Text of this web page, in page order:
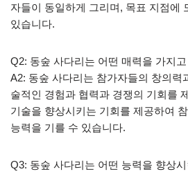
자들이 동일하게 그리며, 목표 지점에
있습니다.
Q2: 동숲 사다리는 어떤 매력을 가지
A2: 동숲 사다리는 참가자들의 창의력
술적인 경험과 협력과 경쟁의 기회를
기술을 향상시키는 기회를 제공하여
능력을 기를 수 있습니다.
Q3: 동숲 사다리는 어떤 능력을 향상